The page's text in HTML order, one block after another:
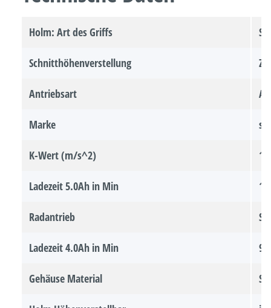
Holm: Art des Griffs
Schnitthöhenverstellung
Antriebsart
Marke
K-Wert (m/s^2) 1
Ladezeit 5.0Ah in Min
Radantrieb
Ladezeit 4.0Ah in Min
Gehäuse Material